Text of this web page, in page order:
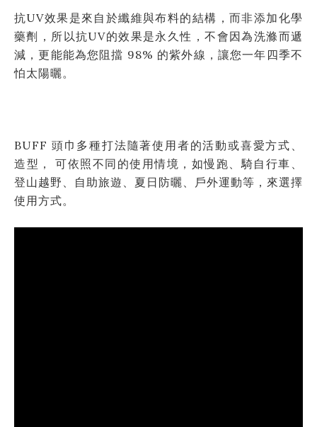
抗UV效果是來自於纖維與布料的結構，而非添加化學
藥劑，所以抗UV的效果是永久性，不會因為洗滌而遞
減，更能能為您阻擋 98% 的紫外線，讓您一年四季不
怕太陽曬。
BUFF 頭巾多種打法隨著使用者的活動或喜愛方式、
造型， 可依照不同的使用情境，如慢跑、騎自行車、
登山越野、自助旅遊、夏日防曬、戶外運動等，來選擇
使用方式。